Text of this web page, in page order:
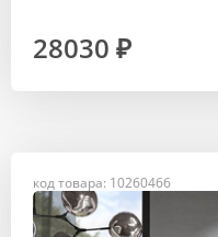
28030 ₽
код товара: 10260466